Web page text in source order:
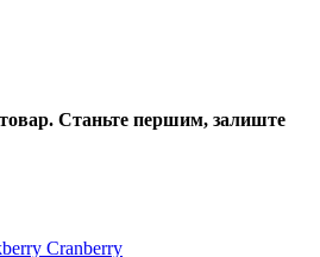
товар. Станьте першим, залиште